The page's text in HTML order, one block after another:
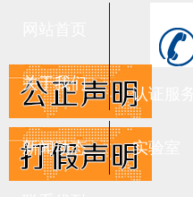
关于我们
认证服务
新闻动态 实验室